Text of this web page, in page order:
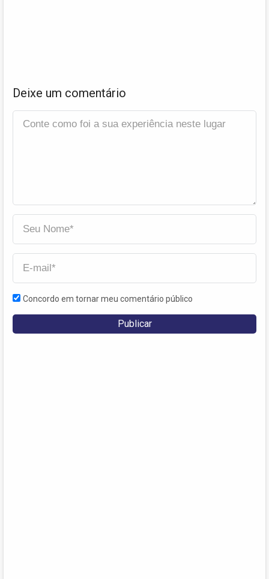
Deixe um comentário
Concordo em tornar meu comentário público